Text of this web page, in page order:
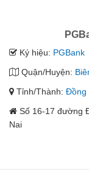
Ký hiệu: PGBank
Quận/Huyện:
Tỉnh/Thành: Đồng
Số 16-17 đường
Nai